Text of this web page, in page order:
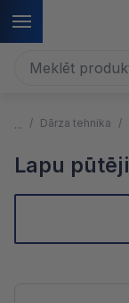
Dārza tehnika
Lapu pūtēji